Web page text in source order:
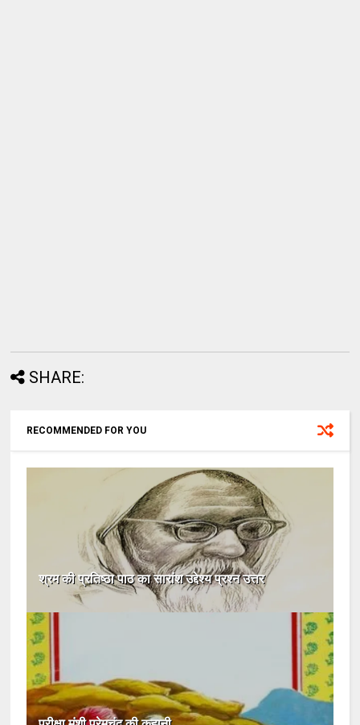
SHARE:
RECOMMENDED FOR YOU
श्रम की प्रतिष्ठा पाठ का सारांश उद्देश्य प्रश्न उत्तर